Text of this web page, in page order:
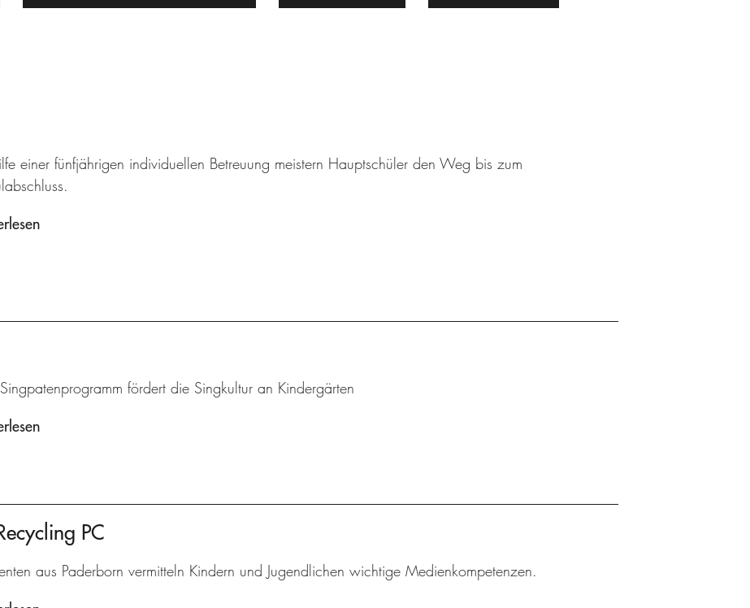
einer fünfjährigen individuellen Betreuung meistern Hauptschüler den Weg bis zum
fördert die Singkultur an Kindergärten
PC
aus Paderborn vermitteln Kindern und Jugendlichen wichtige Medienkompetenzen.